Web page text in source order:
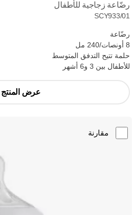
رضّاعة زجاجية للأطفال
SCY933/01
رضّاعة
8 أونصات/240 مل
حلمة تتيح التدفق المتوسط
للأطفال بين 3 و6 أشهر
عرض المنتج
مقارنة